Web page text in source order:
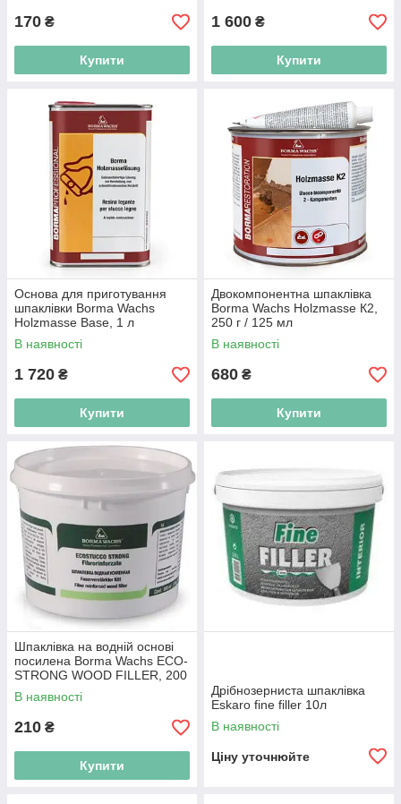
170 ₴
Купити
1 600 ₴
Купити
Основа для приготування
шпаклівки Borma Wachs
Holzmasse Base, 1 л
В наявності
1 720 ₴
Купити
Двокомпонентна шпаклівка
Borma Wachs Holzmasse К2,
250 г / 125 мл
В наявності
680 ₴
Купити
Шпаклівка на водній основі
посилена Borma Wachs ECO-
STRONG WOOD FILLER, 200
гВ наявності
210 ₴
Купити
Дрібнозерниста шпаклівка
Eskaro fine filler 10л
В наявності
Ціну уточнюйте